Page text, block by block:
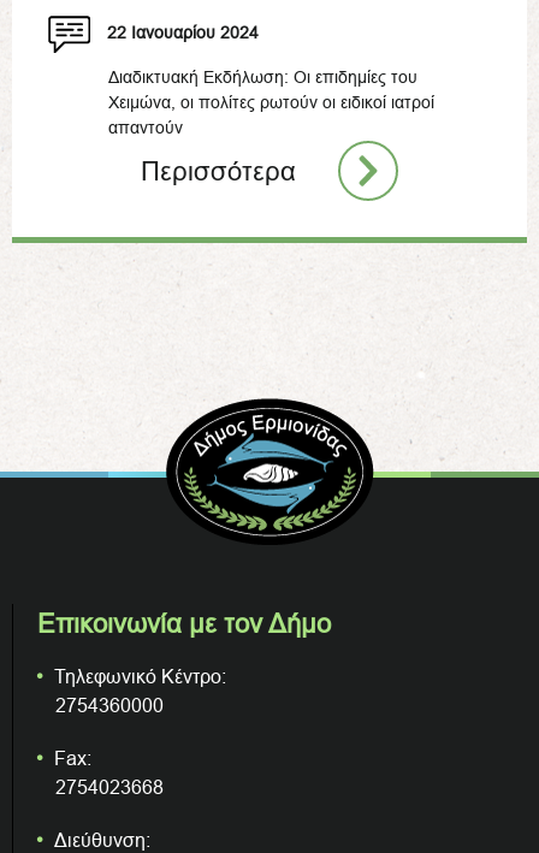
22 Ιανουαρίου 2024
Διαδικτυακή Εκδήλωση: Οι επιδημίες του
Χειμώνα, οι πολίτες ρωτούν οι ειδικοί ιατροί
απαντούν
Περισσότερα
Επικοινωνία με τον Δήμο
Τηλεφωνικό Κέντρο:
2754360000
Fax:
2754023668
Διεύθυνση: